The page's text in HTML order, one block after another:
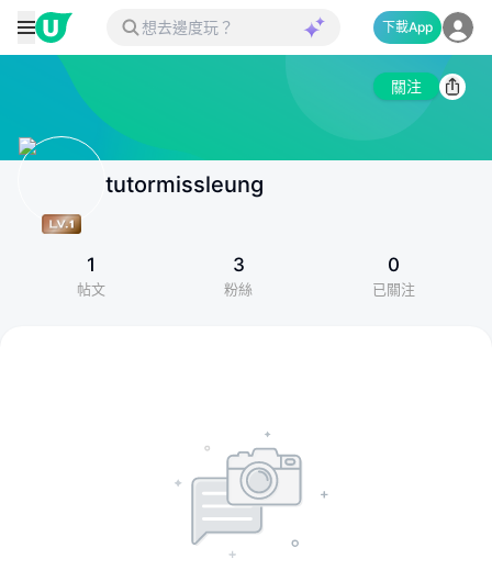
下載App
關注
tutormissleung
1
帖文
3
粉絲
0
已關注